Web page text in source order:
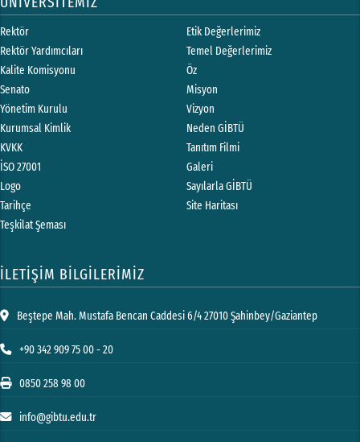
Rektör
Rektör Yardımcıları
Kalite Komisyonu
Senato
Yönetim Kurulu
Kurumsal Kimlik
KVKK
İSO 27001
Logo
Tarihçe
Teşkilat Şeması
Etik Değerlerimiz
Temel Değerlerimiz
Öz
Misyon
Vizyon
Neden GİBTÜ
Tanıtım Filmi
Galeri
Sayılarla GİBTÜ
Site Haritası
İLETİŞİM BİLGİLERİMİZ
Beştepe Mah. Mustafa Bencan Caddesi 6/4 27010 Şahinbey/Gaziantep
+90 342 909 75 00 - 20
0850 258 98 00
info@gibtu.edu.tr